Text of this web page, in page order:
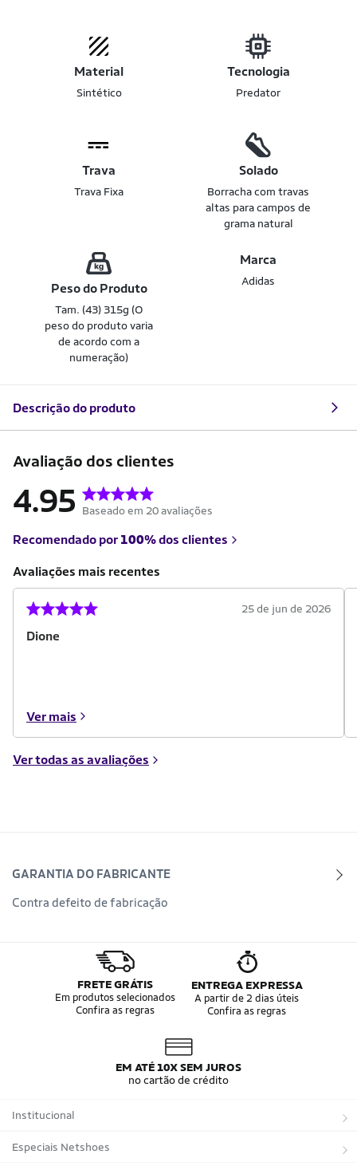
Material
Sintético
Tecnologia
Predator
Trava
Trava Fixa
Solado
Borracha com travas
altas para campos de
grama natural
Peso do Produto
Tam. (43) 315g (O
peso do produto varia
de acordo com a
numeração)
Marca
Adidas
Descrição do produto
Avaliação dos clientes
4.95 Baseado em 20 avaliações
Recomendado por 100%dos clientes
Avaliações mais recentes
Dione
25 de jun de 2026
Ver mais
Ver todas as avaliações
GARANTIA DO FABRICANTE
Contra defeito de fabricação
FRETE GRÁTIS
Em produtos selecionados
Confira as regras
ENTREGA EXPRESSA
A partir de 2 dias úteis
Confira as regras
EM ATÉ 10X SEM JUROS
no cartão de crédito
Institucional
Sobre a Netshoes
Especiais Netshoes